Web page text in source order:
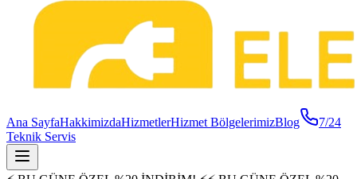
Ana SayfaHakkimizdaHizmetlerHizmet BölgelerimizBlog
7/24
Teknik Servis